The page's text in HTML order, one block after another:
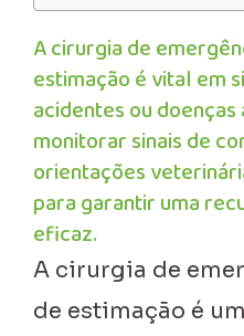
A cirurgia de
estimação é vital em
acidentes ou doenças
monitorar sinais de
orientações
para garantir uma
eficaz.
A cirurgia de
de estimação é